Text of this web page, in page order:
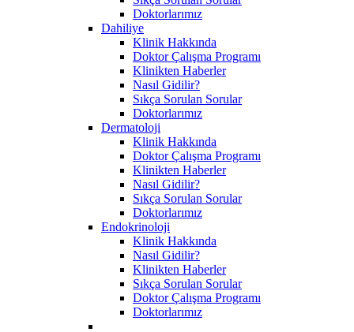
Doktorlarımız
Dahiliye
Klinik Hakkında
Doktor Çalışma Programı
Klinikten Haberler
Nasıl Gidilir?
Sıkça Sorulan Sorular
Doktorlarımız
Dermatoloji
Klinik Hakkında
Doktor Çalışma Programı
Klinikten Haberler
Nasıl Gidilir?
Sıkça Sorulan Sorular
Doktorlarımız
Endokrinoloji
Klinik Hakkında
Nasıl Gidilir?
Klinikten Haberler
Sıkça Sorulan Sorular
Doktor Çalışma Programı
Doktorlarımız